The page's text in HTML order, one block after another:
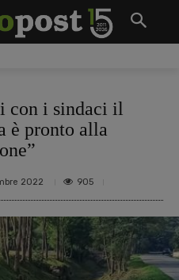
con i sindaci il
è pronto alla
2022 905